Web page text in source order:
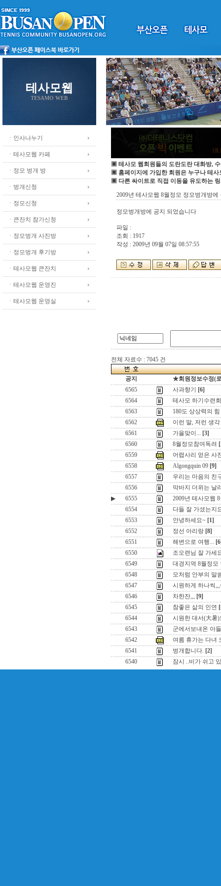
테사모웹
TESAMO WEB
ㆍ인사나누기
ㆍ테사모웹 카페
ㆍ정모 벙개 방
ㆍ벙개신청
ㆍ정모신청
ㆍ큰잔치 참가신청
ㆍ정모벙개 사진방
ㆍ정모벙개 후기방
ㆍ테사모웹 큰잔치
ㆍ테사모웹 운영진
ㆍ테사모웹 운영실
▣ 테사모 웹회원들의 도란도란 대화방,
▣ 홈페이지에 가입한 회원은 누구나 테사
▣ 다른 싸이트로 직접 이동을 유도하는
2009년 테사모웹 8월정모 정모벙개방에
정모벙개방에 공지 되었습니다
파일 :
조회 : 1917
작성 : 2009년 09월 07일 08:57:55
전체 자료수 : 7045 건
공지
★회원정보수정(
6565
사과향기
[6]
6564
테사모 하기수련
6563
180도 상상력의
6562
이런 말, 저런 생각
6561
가을맞이... [3]
6560
8월정모참여독려
6559
어렵사리 얻은 사
6558
Algongquin 09 [9]
6557
우리는 마음의 친
6556
막바지 더위는 날
▶
6555
2009년 테사모웹
6554
다들 잘 가셨는지
6553
안녕하세요~ [1]
6552
정선 아리랑 [8]
6551
해변으로 여행...
6550
조오련님 잘 가세
6549
대경지역 8월정모
6548
모처럼 안부의 말
6547
시원하게 하나씩
6546
차한잔,,, [9]
6545
참좋은 삶의 인연
6544
시원한 대서(大暑
6543
군에서보내온 아
6542
여름 휴가는 다녀
6541
벙개합니다. [2]
6540
잠시 ..비가 쉬고